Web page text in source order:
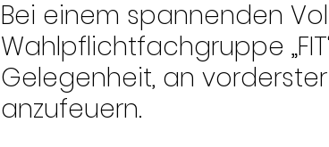
Bei einem spannenden
Wahlpflichtfachgruppe
Gelegenheit, an
anzufeuern.